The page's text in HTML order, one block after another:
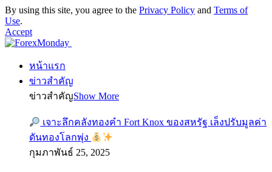
By using this site, you agree to the Privacy Policy and Terms of
Use.
Accept
หน้าแรก
ข่าวสำคัญ
ข่าวสำคัญShow More
เจาะลึกคลังทองคำ Fort Knox ของสหรัฐ เล็งปรับมูลค่า
ดันทองโลกพุ่ง
กุมภาพันธ์ 25, 2025